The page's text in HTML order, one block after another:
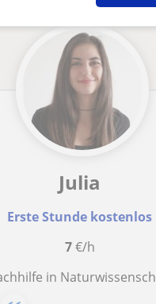
Julia
Erste Stunde kostenlos
7€/h
in Naturwissenschaften, Technik und Sprachen